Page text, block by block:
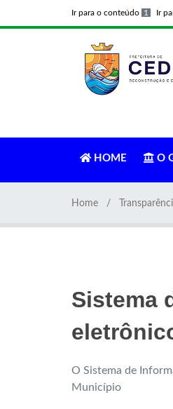
Ir para o conteúdo 1 Ir
HOME O
Home
Sistema
O Sistema de
Município